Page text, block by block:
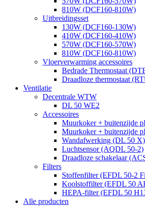
810W (DCF160-810W)
Uitbreidingsset
130W (DCF160-130W)
410W (DCF160-410W)
570W (DCF160-570W)
810W (DCF160-810W)
Vloerverwarming accessoires
Bedrade Thermostaat
Draadloze thermostaat
Ventilatie
Decentrale WTW
DL 50 WE2
Accessoires
Muurkoker + buitenzijde
Muurkoker + buitenzijde
Wandafwerking (DL 50 X)
Luchtsensor (AQDL 50-2)
Draadloze schakelaar
Filters
Stoffenfilter (EFDL 50-2
Koolstoffilter (EFDL 50
HEPA-filter (EFDL 50
Alle producten